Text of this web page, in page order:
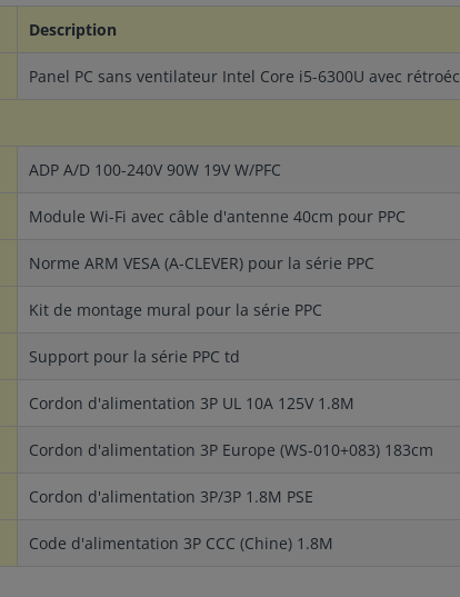
Description
Panel PC sans ventilateur Intel Core i5-6300U avec
ADP A/D 100-240V 90W 19V W/PFC
Module Wi-Fi avec câble d'antenne 40cm pour PPC
Norme ARM VESA (A-CLEVER) pour la série PPC
Kit de montage mural pour la série PPC
Support pour la série PPC td
Cordon d'alimentation 3P UL 10A 125V 1.8M
Cordon d'alimentation 3P Europe (WS-010+083) 183cm
Cordon d'alimentation 3P/3P 1.8M PSE
Code d'alimentation 3P CCC (Chine) 1.8M